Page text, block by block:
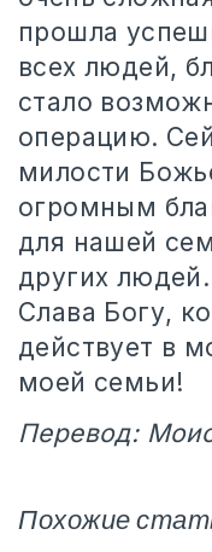
прошла
всех людей,
стало
операцию.
милости
огромным
для нашей
других людей.
Слава Богу,
действует в
моей семьи!
Перевод:
Похожие